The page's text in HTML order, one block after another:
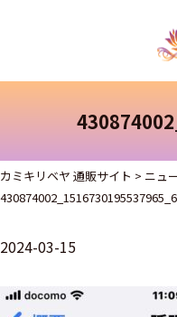
カミキリベヤ 通販サイト > ニュ
2024-03-15